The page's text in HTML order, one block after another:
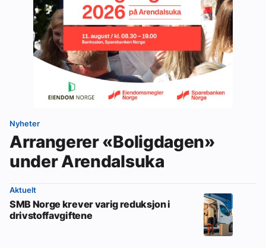
Nyheter
Arrangerer «Boligdagen»
under Arendalsuka
Aktuelt
SMB Norge krever varig reduksjon i
drivstoffavgiftene